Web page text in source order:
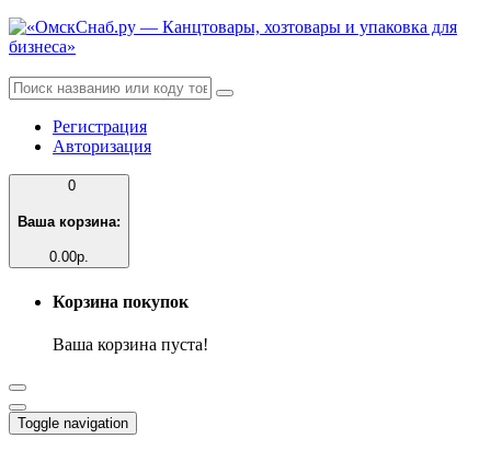
Регистрация
Авторизация
0
Ваша корзина:
0.00р.
Корзина покупок
Ваша корзина пуста!
Toggle navigation